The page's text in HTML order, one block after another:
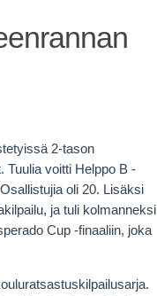
2-tason
Tuulia voitti Helppo B -
oli 20. Lisäksi
ja tuli kolmanneksi
Cup -finaaliin, joka